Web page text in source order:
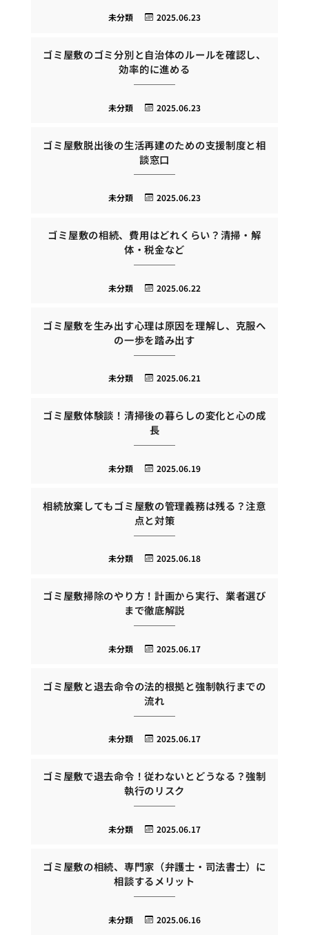
2025.06.23
未分類
ゴミ屋敷のゴミ分別と自治体のルールを確認し、
効率的に進める
2025.06.23
未分類
ゴミ屋敷脱出後の生活再建のための支援制度と相
談窓口
2025.06.23
未分類
ゴミ屋敷の相続、費用はどれくらい？清掃・解
体・税金など
2025.06.22
未分類
ゴミ屋敷を生み出す心理は原因を理解し、克服へ
の一歩を踏み出す
2025.06.21
未分類
ゴミ屋敷体験談！清掃後の暮らしの変化と心の成
長
2025.06.19
未分類
相続放棄してもゴミ屋敷の管理義務は残る？注意
点と対策
2025.06.18
未分類
ゴミ屋敷掃除のやり方！計画から実行、業者選び
まで徹底解説
2025.06.17
未分類
ゴミ屋敷と退去命令の法的根拠と強制執行までの
流れ
2025.06.17
未分類
ゴミ屋敷で退去命令！従わないとどうなる？強制
執行のリスク
2025.06.17
未分類
ゴミ屋敷の相続、専門家（弁護士・司法書士）に
相談するメリット
2025.06.16
未分類